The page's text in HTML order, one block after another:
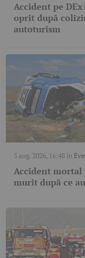
Accident pe
oprit după
autoturism
3 aug. 2026, 16:48în
Accident mortal
murit după ce